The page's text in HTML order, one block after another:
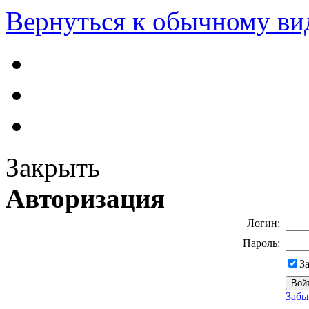
Вернуться к обычному
Закрыть
Авторизация
Логин:
Пароль: